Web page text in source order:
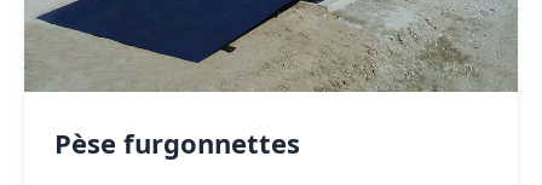
Pèse furgonnettes